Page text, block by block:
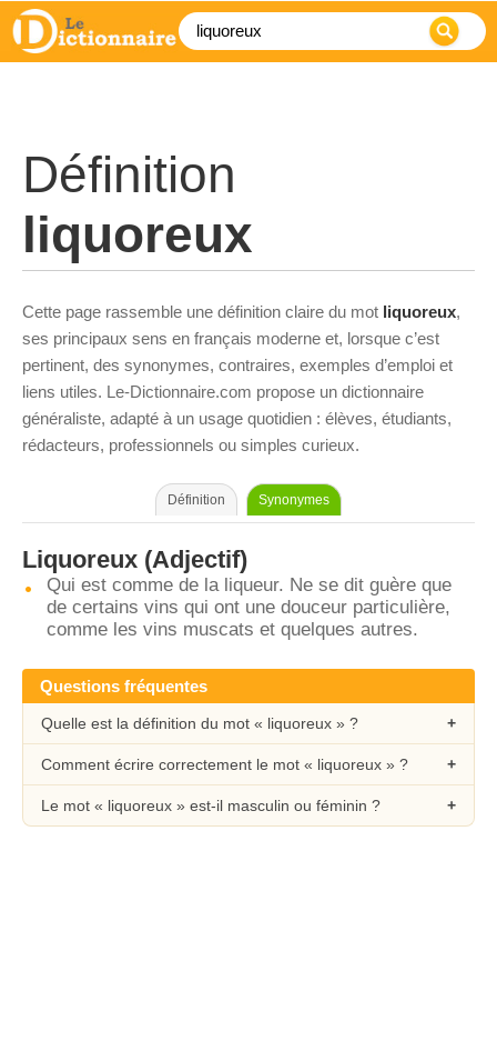
Définition
liquoreux
Cette page rassemble une définition claire du mot liquoreux,
ses principaux sens en français moderne et, lorsque c’est
pertinent, des synonymes, contraires, exemples d’emploi et
liens utiles. Le-Dictionnaire.com propose un dictionnaire
généraliste, adapté à un usage quotidien : élèves, étudiants,
rédacteurs, professionnels ou simples curieux.
Définition Synonymes
Liquoreux (Adjectif)
Qui est comme de la liqueur. Ne se dit guère que
de certains vins qui ont une douceur particulière,
comme les vins muscats et quelques autres.
Questions fréquentes
Quelle est la définition du mot « liquoreux » ?
Comment écrire correctement le mot « liquoreux » ?
Le mot « liquoreux » est-il masculin ou féminin ?